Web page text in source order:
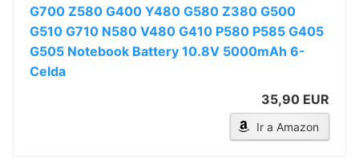
G700 Z580 G400 Y480 G580 Z380 G500
G510 G710 N580 V480 G410 P580 P585 G405
G505 Notebook Battery 10.8V 5000mAh 6-
Celda
35,90 EUR
Ir a Amazon